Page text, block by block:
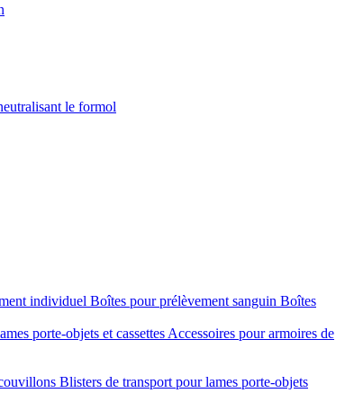
le formol
individuel Boîtes pour prélèvement sanguin Boîtes
porte-objets et cassettes Accessoires pour armoires de
Blisters de transport pour lames porte-objets